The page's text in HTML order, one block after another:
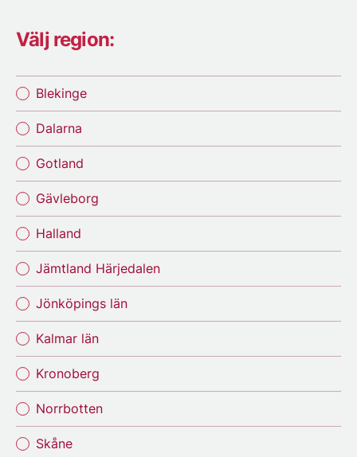
Välj region:
Blekinge
Dalarna
Gotland
Gävleborg
Halland
Jämtland Härjedalen
Jönköpings län
Kalmar län
Kronoberg
Norrbotten
Skåne